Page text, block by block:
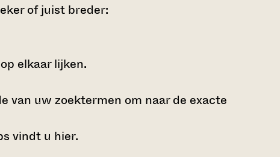
of juist breder:
elkaar lijken.
van uw zoektermen om naar de exacte
vindt u hier.